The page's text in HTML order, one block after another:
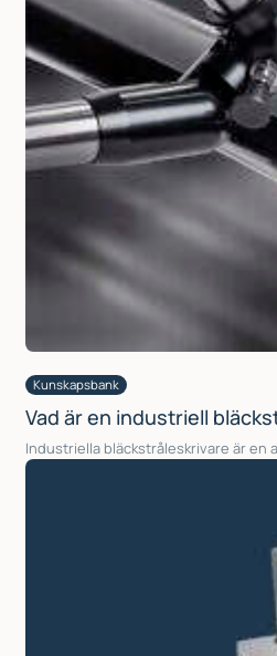
Kunskapsbank
Vad är en industriell
Industriella bläckstråleskrivare är